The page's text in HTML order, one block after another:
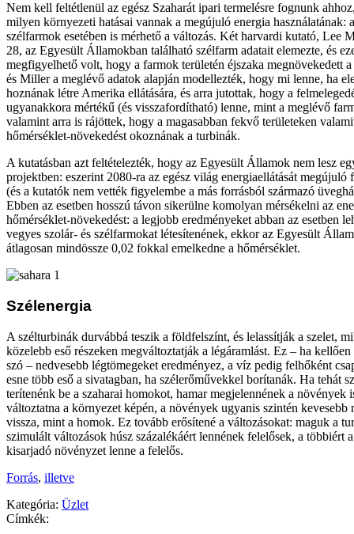
Nem kell feltétlenül az egész Szaharát ipari termelésre fognunk
milyen környezeti hatásai vannak a megújuló energia használatának:
szélfarmok esetében is mérhető a változás. Két harvardi kutató, Lee
28, az Egyesült Államokban található szélfarm adatait elemezte, és
megfigyelhető volt, hogy a farmok területén éjszaka megnövekedett
és Miller a meglévő adatok alapján modellezték, hogy mi lenne, ha
hoznának létre Amerika ellátására, és arra jutottak, hogy a
ugyanakkora mértékű (és visszafordítható) lenne, mint a meglévő
valamint arra is rájöttek, hogy a magasabban fekvő területeken
hőmérséklet-növekedést okoznának a turbinák.
A kutatásban azt feltételezték, hogy az Egyesült Államok nem lesz
projektben: eszerint 2080-ra az egész világ energiaellátását megújuló
(és a kutatók nem vették figyelembe a más forrásból származó
Ebben az esetben hosszú távon sikerülne komolyan mérsékelni az
hőmérséklet-növekedést: a legjobb eredményeket abban az esetben
vegyes szolár- és szélfarmokat létesítenének, ekkor az Egyesült
átlagosan mindössze 0,02 fokkal emelkedne a hőmérséklet.
Szélenergia
A szélturbinák durvábbá teszik a földfelszínt, és lelassítják a szelet,
közelebb eső részeken megváltoztatják a légáramlást. Ez – ha
szó – nedvesebb légtömegeket eredményez, a víz pedig felhőként
esne több eső a sivatagban, ha szélerőművekkel borítanák. Ha tehát
terítenénk be a szaharai homokot, hamar megjelennének a növények
változtatna a környezet képén, a növények ugyanis szintén kevesebb
vissza, mint a homok. Ez tovább erősítené a változásokat: maguk a
szimulált változások húsz százalékáért lennének felelősek, a többiért
kisarjadó növényzet lenne a felelős.
Forrás, illetve
Kategória: Üzlet
Címkék: